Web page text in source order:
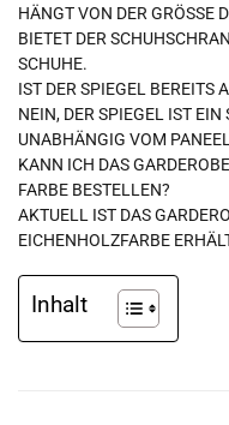
HÄNGT VON DER GRÖSSE
IETET DER
CHUHE.
IST DER SPIEGEL BEREITS
NEIN, DER SPIEGEL IST
UNABHÄNGIG VOM
KANN ICH DAS
FARBE BESTELLEN?
AKTUELL IST DAS
EICHENHOLZFARBE
Inhalt